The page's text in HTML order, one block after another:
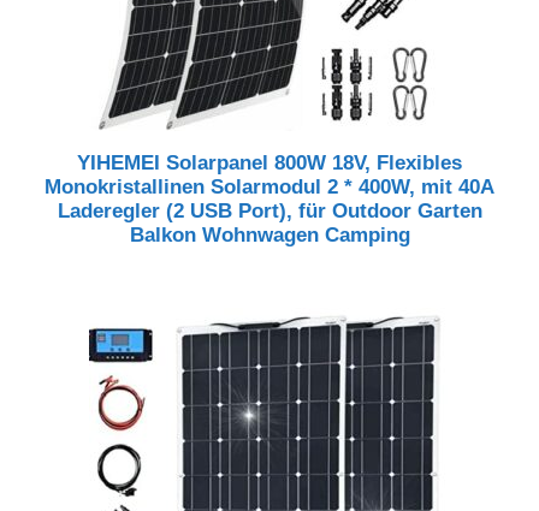
YIHEMEI Solarpanel 800W 18V, Flexibles
Monokristallinen Solarmodul 2 * 400W, mit 40A
Laderegler (2 USB Port), für Outdoor Garten
Balkon Wohnwagen Camping